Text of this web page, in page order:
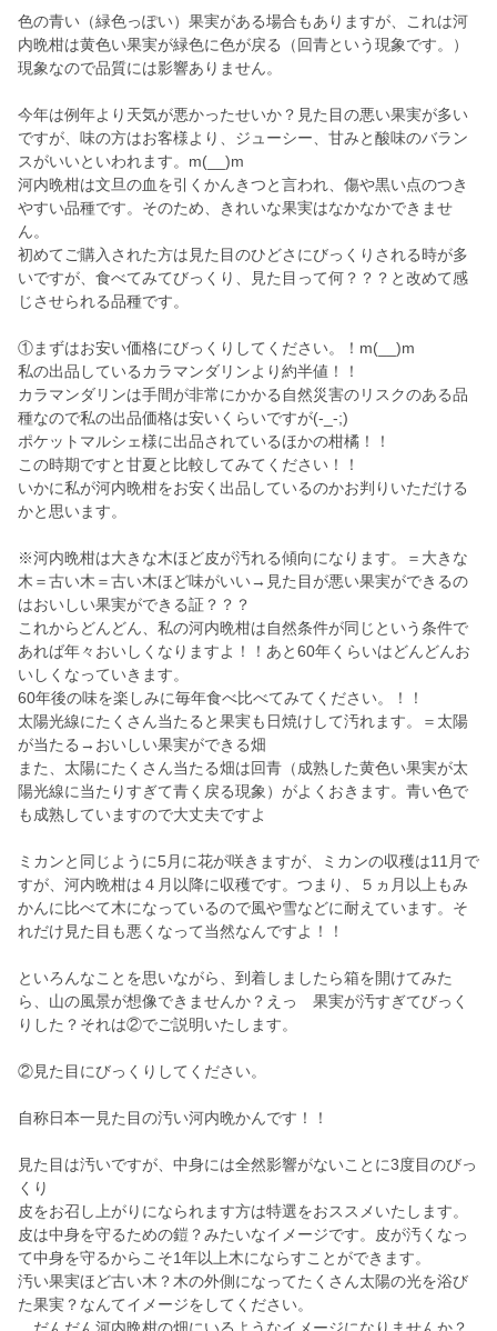
色の青い（緑色っぽい）果実がある場合もありますが、これは河
内晩柑は黄色い果実が緑色に色が戻る（回青という現象です。）
現象なので品質には影響ありません。
今年は例年より天気が悪かったせいか？見た目の悪い果実が多い
ですが、味の方はお客様より、ジューシー、甘みと酸味のバラン
スがいいといわれます。m(__)m
河内晩柑は文旦の血を引くかんきつと言われ、傷や黒い点のつき
やすい品種です。そのため、きれいな果実はなかなかできませ
ん。
初めてご購入された方は見た目のひどさにびっくりされる時が多
いですが、食べてみてびっくり、見た目って何？？？と改めて感
じさせられる品種です。
①まずはお安い価格にびっくりしてください。！m(__)m
私の出品しているカラマンダリンより約半値！！
カラマンダリンは手間が非常にかかる自然災害のリスクのある品
種なので私の出品価格は安いくらいですが(-_-;)
ポケットマルシェ様に出品されているほかの柑橘！！
この時期ですと甘夏と比較してみてください！！
いかに私が河内晩柑をお安く出品しているのかお判りいただける
かと思います。
※河内晩柑は大きな木ほど皮が汚れる傾向になります。＝大きな
木＝古い木＝古い木ほど味がいい→見た目が悪い果実ができるの
はおいしい果実ができる証？？？
これからどんどん、私の河内晩柑は自然条件が同じという条件で
あれば年々おいしくなりますよ！！あと60年くらいはどんどんお
いしくなっていきます。
60年後の味を楽しみに毎年食べ比べてみてください。！！
太陽光線にたくさん当たると果実も日焼けして汚れます。＝太陽
が当たる→おいしい果実ができる畑
また、太陽にたくさん当たる畑は回青（成熟した黄色い果実が太
陽光線に当たりすぎて青く戻る現象）がよくおきます。青い色で
も成熟していますので大丈夫ですよ
ミカンと同じように5月に花が咲きますが、ミカンの収穫は11月で
すが、河内晩柑は４月以降に収穫です。つまり、５ヵ月以上もみ
かんに比べて木になっているので風や雪などに耐えています。そ
れだけ見た目も悪くなって当然なんですよ！！
といろんなことを思いながら、到着しましたら箱を開けてみた
ら、山の風景が想像できませんか？えっ 果実が汚すぎてびっく
りした？それは②でご説明いたします。
②見た目にびっくりしてください。
自称日本一見た目の汚い河内晩かんです！！
見た目は汚いですが、中身には全然影響がないことに3度目のびっ
くり
皮をお召し上がりになられます方は特選をおススメいたします。
皮は中身を守るための鎧？みたいなイメージです。皮が汚くなっ
て中身を守るからこそ1年以上木にならすことができます。
汚い果実ほど古い木？木の外側になってたくさん太陽の光を浴び
た果実？なんてイメージをしてください。